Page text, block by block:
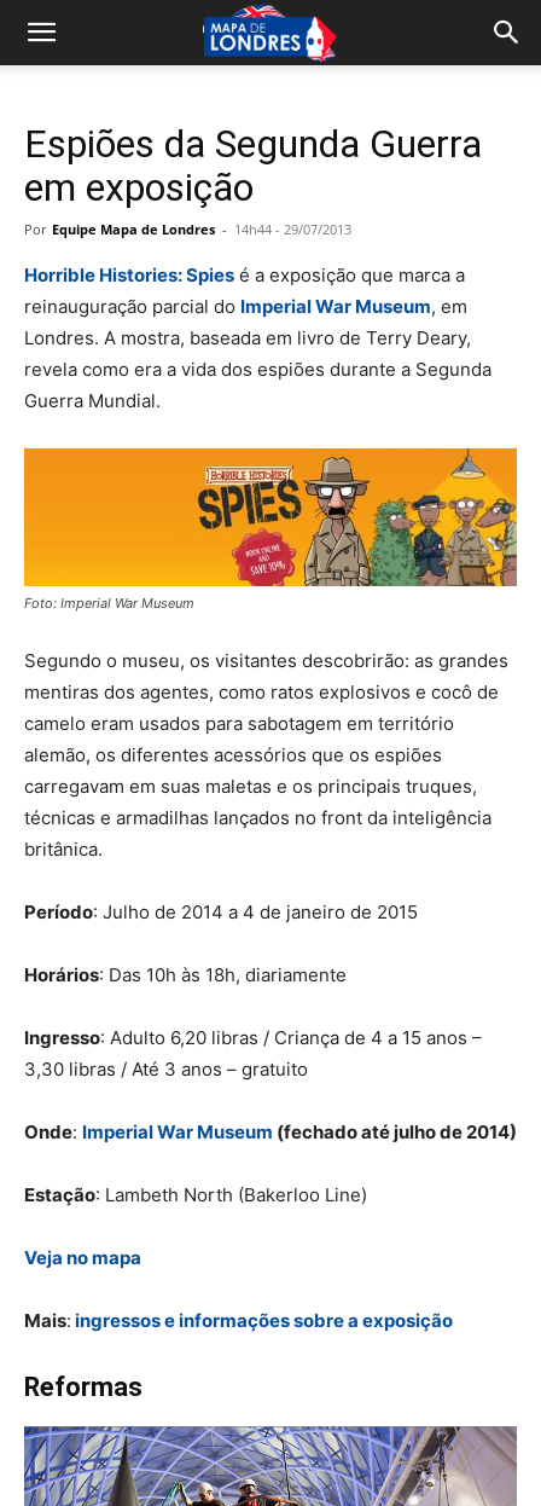
Espiões da Segunda Guerra
em exposição
Por Equipe Mapa de Londres - 14h44 - 29/07/2013
Horrible Histories: Spies é a exposição que marca a
reinauguração parcial do Imperial War Museum, em
Londres. A mostra, baseada em livro de Terry Deary,
revela como era a vida dos espiões durante a Segunda
Guerra Mundial.
Foto: Imperial War Museum
Segundo o museu, os visitantes descobrirão: as grandes
mentiras dos agentes, como ratos explosivos e cocô de
camelo eram usados para sabotagem em território
alemão, os diferentes acessórios que os espiões
carregavam em suas maletas e os principais truques,
técnicas e armadilhas lançados no front da inteligência
britânica.
Período: Julho de 2014 a 4 de janeiro de 2015
Horários: Das 10h às 18h, diariamente
Ingresso: Adulto 6,20 libras / Criança de 4 a 15 anos –
3,30 libras / Até 3 anos – gratuito
Onde: Imperial War Museum (fechado até julho de 2014)
Estação: Lambeth North (Bakerloo Line)
Veja no mapa
Mais: ingressos e informações sobre a exposição
Reformas